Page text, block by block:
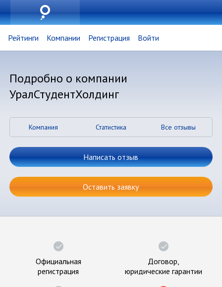
Рейтинги Компании Регистрация Войти
Подробно о компании
УралСтудентХолдинг
Компания Статистика Все отзывы
Написать отзыв
Оставить заявку
Официальная
регистрация
Договор,
юридические гарантии